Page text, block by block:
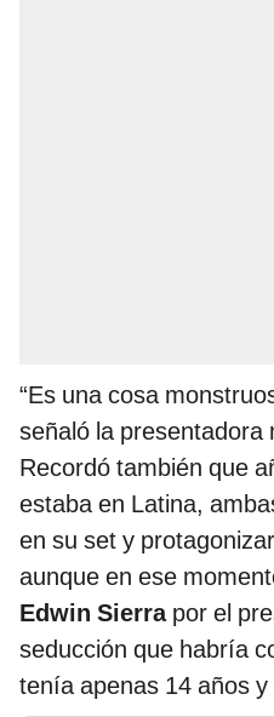
“Es una cosa
señaló la presentadora
Recordó también que
estaba en Latina,
en su set y
aunque en ese
Edwin Sierrapor el
seducción que habría
tenía apenas 14 años